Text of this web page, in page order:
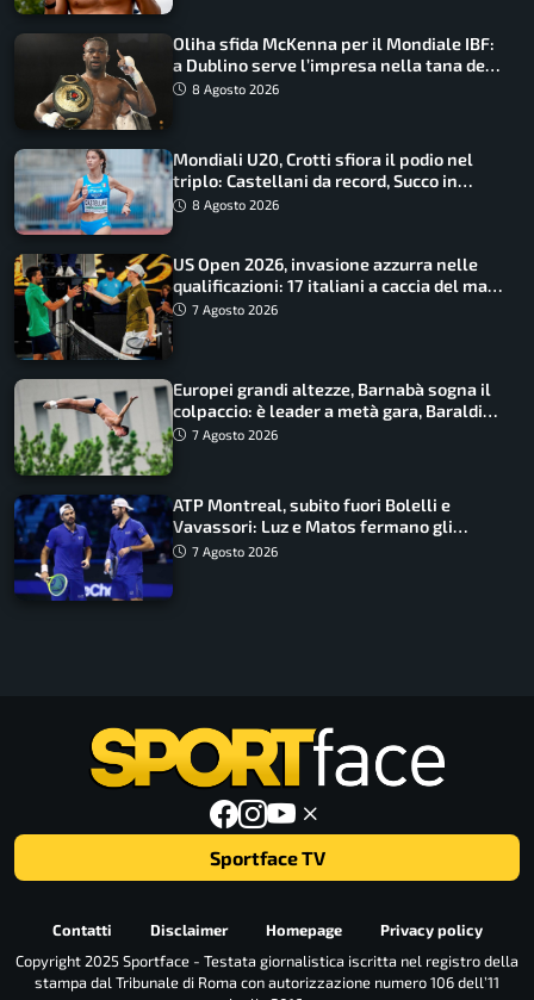
Oliha sfida McKenna per il Mondiale IBF:
a Dublino serve l’impresa nella tana del
lupo8 Agosto 2026
Mondiali U20, Crotti sfiora il podio nel
triplo: Castellani da record, Succo in
finale
8 Agosto 2026
US Open 2026, invasione azzurra nelle
qualificazioni: 17 italiani a caccia del main
draw7 Agosto 2026
Europei grandi altezze, Barnabà sogna il
colpaccio: è leader a metà gara, Baraldi
ancora in corsa
7 Agosto 2026
ATP Montreal, subito fuori Bolelli e
Vavassori: Luz e Matos fermano gli
azzurri
7 Agosto 2026
Sportface TV
Contatti Disclaimer Homepage
Privacy policy
Copyright 2025 Sportface - Testata giornalistica iscritta nel registro della
stampa dal Tribunale di Roma con autorizzazione numero 106 dell’11